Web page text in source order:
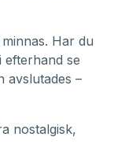
Har du
efterhand se
avslutades –
nostalgisk,